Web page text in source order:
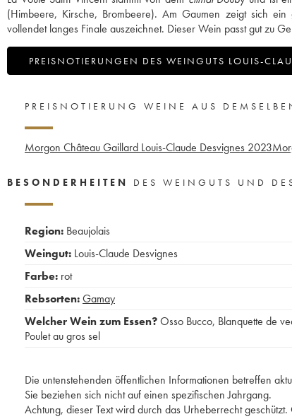
(Himbeere, Kirsche, Brombeere). Am Gaumen zeigt sich
vollendet langes Finale auszeichnet. Dieser Wein passt gut zu
PREISNOTIERUNGEN DES WEINGUTS LOUIS-
PREISNOTIERUNG WEINE AUS
Morgon Château Gaillard Louis-Claude Desvignes 2023
BESONDERHEITEN DES WEINGUTS UND
Region: Beaujolais
Weingut: Louis-Claude Desvignes
Farbe: rot
Rebsorten:Gamay
Welcher Wein zum Essen?Osso Bucco, Blanquette de
Poulet au gros sel
Die untenstehenden öffentlichen Informationen betreffen
Sie beziehen sich nicht auf einen spezifischen Jahrgang.
Achtung, dieser Text wird durch das Urheberrecht